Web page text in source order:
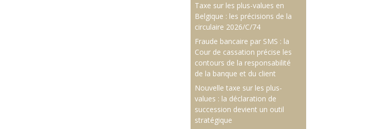
Taxe sur les plus-values en
Belgique : les précisions de la
circulaire 2026/C/74
Fraude bancaire par SMS : la
Cour de cassation précise les
contours de la responsabilité
de la banque et du client
Nouvelle taxe sur les plus-
values : la déclaration de
succession devient un outil
stratégique